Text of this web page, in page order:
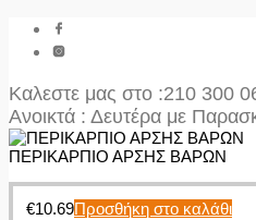
Καλεστε μας στο :210 300
Ανοικτά : Δευτέρα με
ΠΕΡΙΚΑΡΠΙΟ ΑΡΣΗΣ ΒΑΡΩΝ
€10.69Προσθήκη στο καλάθι